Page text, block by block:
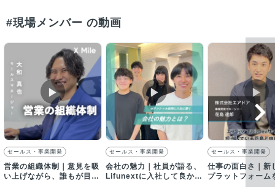
#現場メンバー の動画
▶︎
セールス・事業開発
営業の組織体制｜意見を吸
い上げながら、誰もが目標
▶︎
セールス・事業開発
会社の魅力｜社員が語る、
Lifunextに入社して良かっ
▶︎
セールス・事業開発
仕事の面白さ｜新
プラットフォーム
ースで作り上げる